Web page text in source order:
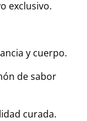
exclusivo.
y cuerpo.
de sabor
curada.